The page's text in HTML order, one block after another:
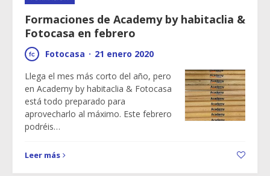
Formaciones de Academy by habitaclia &
Fotocasa en febrero
Fotocasa · 21 enero 2020
Llega el mes más corto del año, pero
en Academy by habitaclia & Fotocasa
está todo preparado para
aprovecharlo al máximo. Este febrero
podréis…
Leer más